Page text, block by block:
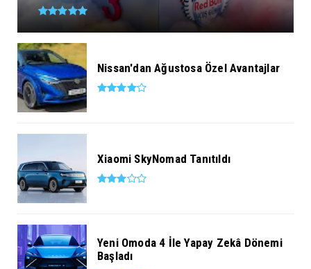
Nissan'dan Ağustosa Özel Avantajlar
Xiaomi SkyNomad Tanıtıldı
Yeni Omoda 4 İle Yapay Zekâ Dönemi
Başladı